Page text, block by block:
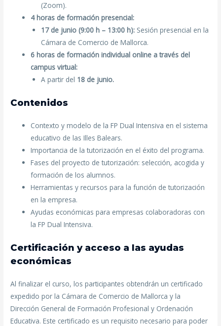
(Zoom).
4 horas de formación presencial:
17 de junio (9:00 h – 13:00 h):Sesión presencial en la
Cámara de Comercio de Mallorca.
6 horas de formación individual online a través del
campus virtual:
A partir del 18 de junio.
Contenidos
Contexto y modelo de la FP Dual Intensiva en el sistema
educativo de las Illes Balears.
Importancia de la tutorización en el éxito del programa.
Fases del proyecto de tutorización: selección, acogida y
formación de los alumnos.
Herramientas y recursos para la función de tutorización
en la empresa.
Ayudas económicas para empresas colaboradoras con
la FP Dual Intensiva.
Certificación y acceso a las ayudas
económicas
Al finalizar el curso, los participantes obtendrán un certificado
expedido por la Cámara de Comercio de Mallorca y la
Dirección General de Formación Profesional y Ordenación
Educativa. Este certificado es un requisito necesario para poder